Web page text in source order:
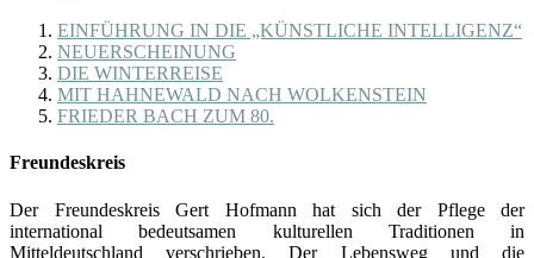
EINFÜHRUNG IN DIE „KÜNSTLICHE INTELLIGENZ“
NEUERSCHEINUNG
DIE WINTERREISE
MIT HAHNEWALD NACH WOLKENSTEIN
FRIEDER BACH ZUM 80.
Freundeskreis
Der Freundeskreis Gert Hofmann hat sich der Pflege der
international bedeutsamen kulturellen Traditionen in
Mitteldeutschland verschrieben. Der Lebensweg und die